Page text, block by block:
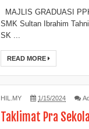
MAJLIS GRADUASI
SMK Sultan Ibrahim
SK ...
READ MORE
HIL.MY 1/15/2024
Taklimat Pra